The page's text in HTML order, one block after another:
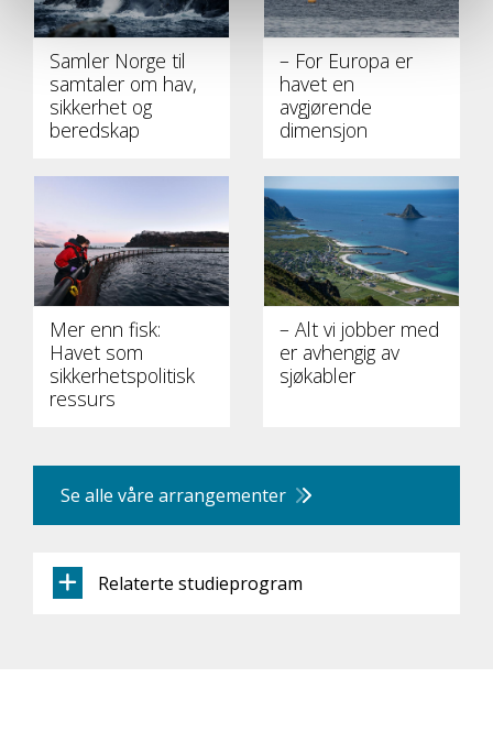
Samler Norge til
samtaler om hav,
sikkerhet og
beredskap
– For Europa er
havet en
avgjørende
dimensjon
Mer enn fisk:
Havet som
sikkerhetspolitisk
ressurs
– Alt vi jobber med
er avhengig av
sjøkabler
Se alle våre arrangementer
Relaterte studieprogram